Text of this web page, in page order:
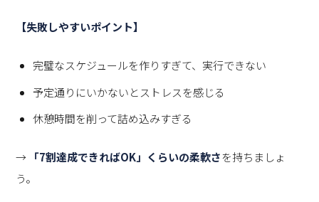
【失敗しやすいポイント】
完璧なスケジュールを作りすぎて、実行できない
予定通りにいかないとストレスを感じる
休憩時間を削って詰め込みすぎる
→ 「7割達成できればOK」くらいの柔軟さを持ちましょ
う。